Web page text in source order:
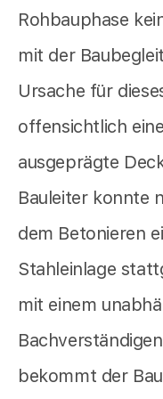
Rohbauphase
mit der
Ursache für
offensichtlich
ausgeprägte
Bauleiter konnte
dem Betonieren
Stahleinlage
mit einem
bekommt der